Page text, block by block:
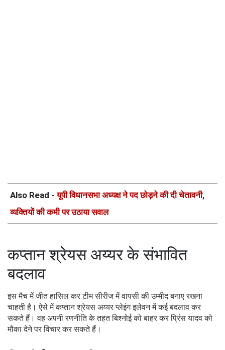
Also Read -यूपी विधानसभा अध्यक्ष ने पद छोड़ने की दी चेतावनी,
व्यक्तियों की कमी पर उठाया सवाल
कप्तान श्रेयस अय्यर के संभावित
बदलाव
इस मैच में जीत हासिल कर टीम सीरीज में वापसी की उम्मीद बनाए रखना
चाहती है। ऐसे में कप्तान श्रेयस अय्यर प्लेइंग इलेवन में कई बदलाव कर
सकते हैं। वह अपनी रणनीति के तहत बिश्नोई को बाहर कर प्रिंस यादव को
मौका देने पर विचार कर सकते हैं।